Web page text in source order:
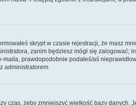
skrypt w czasie rejestracji, że masz
zanim będziesz mógł się zalogować;
prawdopodobnie podałeś/aś
administratorem.
czas, żeby zmniejszyć wielkość bazy danych.